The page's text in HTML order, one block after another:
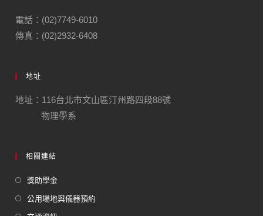
電話：(02)7749-6010
傳真：(02)2932-6408
地址
地址：116台北市文山區汀州路四段88號
物理學系
相關連結
獎助學金
公用場地與儀器預約